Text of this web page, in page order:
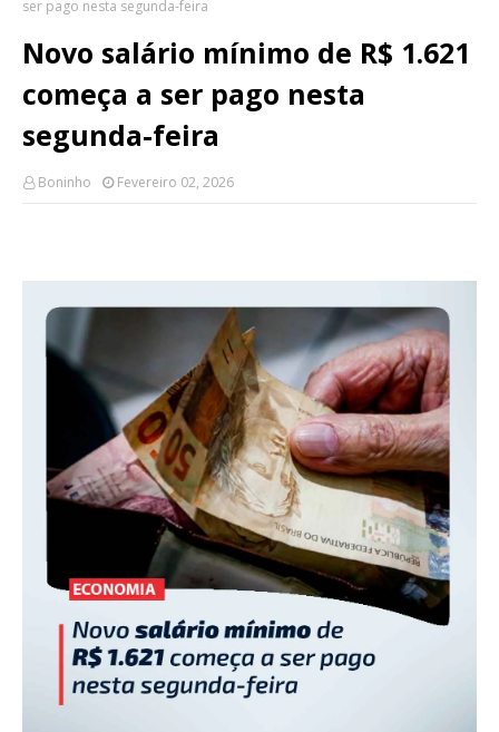
ser pago nesta segunda-feira
Novo salário mínimo de R$ 1.621
começa a ser pago nesta
segunda-feira
Boninho Fevereiro 02, 2026